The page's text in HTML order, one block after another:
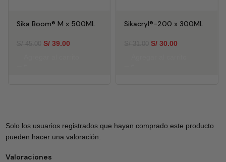
Sika Boom® M x 500ML
S/39.00
Sikacryl®-200 x 300ML
S/ 30.00
Valoraciones
Solo los usuarios registrados que hayan comprado este producto
pueden hacer una valoración.